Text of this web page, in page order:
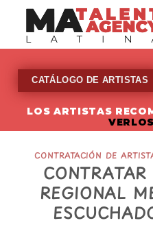
content
CATÁLOGO DE ARTISTAS
LOS ARTISTAS
CONTRATACIÓN DE
REGIONAL